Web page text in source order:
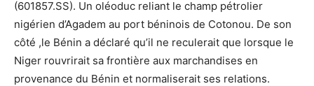
(601857.SS). Un oléoduc reliant le champ pétrolier
nigérien d’Agadem au port béninois de Cotonou. De son
côté ,le Bénin a déclaré qu’il ne reculerait que lorsque le
Niger rouvrirait sa frontière aux marchandises en
provenance du Bénin et normaliserait ses relations.